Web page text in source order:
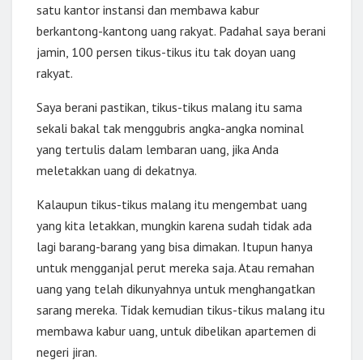
satu kantor instansi dan membawa kabur
berkantong-kantong uang rakyat. Padahal saya berani
jamin, 100 persen tikus-tikus itu tak doyan uang
rakyat.
Saya berani pastikan, tikus-tikus malang itu sama
sekali bakal tak menggubris angka-angka nominal
yang tertulis dalam lembaran uang, jika Anda
meletakkan uang di dekatnya.
Kalaupun tikus-tikus malang itu mengembat uang
yang kita letakkan, mungkin karena sudah tidak ada
lagi barang-barang yang bisa dimakan. Itupun hanya
untuk mengganjal perut mereka saja. Atau remahan
uang yang telah dikunyahnya untuk menghangatkan
sarang mereka. Tidak kemudian tikus-tikus malang itu
membawa kabur uang, untuk dibelikan apartemen di
negeri jiran.